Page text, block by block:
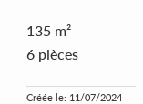
135 m²
6 pièces
Créée le: 11/07/2024